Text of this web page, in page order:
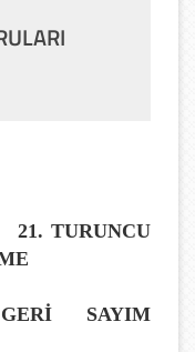
21. TURUNCU
İŞLETME
SAYIM